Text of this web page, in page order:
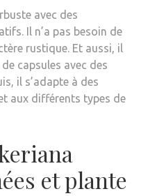
avec des
Il n’a pas besoin de
rustique. Et aussi, il
capsules avec des
il s’adapte à des
aux différents types de
et plante